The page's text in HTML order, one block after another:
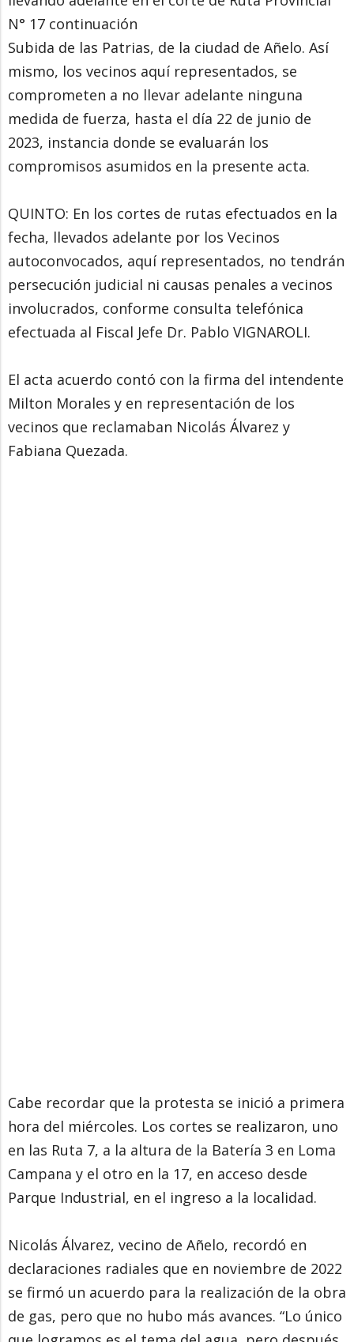
N° 17 continuación
Subida de las Patrias, de la ciudad de Añelo. Así
mismo, los vecinos aquí representados, se
comprometen a no llevar adelante ninguna
medida de fuerza, hasta el día 22 de junio de
2023, instancia donde se evaluarán los
compromisos asumidos en la presente acta.
QUINTO: En los cortes de rutas efectuados en la
fecha, llevados adelante por los Vecinos
autoconvocados, aquí representados, no tendrán
persecución judicial ni causas penales a vecinos
involucrados, conforme consulta telefónica
efectuada al Fiscal Jefe Dr. Pablo VIGNAROLI.
El acta acuerdo contó con la firma del intendente
Milton Morales y en representación de los
vecinos que reclamaban Nicolás Álvarez y
Fabiana Quezada.
Cabe recordar que la protesta se inició a primera
hora del miércoles. Los cortes se realizaron, uno
en las Ruta 7, a la altura de la Batería 3 en Loma
Campana y el otro en la 17, en acceso desde
Parque Industrial, en el ingreso a la localidad.
Nicolás Álvarez, vecino de Añelo, recordó en
declaraciones radiales que en noviembre de 2022
se firmó un acuerdo para la realización de la obra
de gas, pero que no hubo más avances. “Lo único